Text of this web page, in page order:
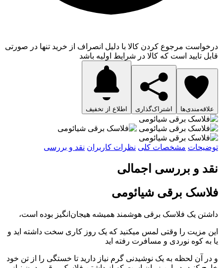
درخواست مرجوع کردن کالا با دلیل انصراف از خرید تنها در صورتی
قابل تایید است که کالا در شرایط اولیه باشد
علاقه‌مندی‌ها اشتراک‌گذاری اطلاع از تخفیف
توضیحات مشخصات کلی نظرات کاربران نقد و بررسی
نقد و بررسی اجمالی
فلاسک برقی شیائومی
داشتن یک فلاسک برقی هوشمند همیشه هیجان‌انگیز بوده است،
این مزیت را وقتی لمس میکنید که یک روز کاری سخت داشته اید و
یا به کوه نوردی و مسافرت رفته اید
و در آن لحظه به یک نوشیدنی گرم نیاز دارید تا خستگی را از تن خود